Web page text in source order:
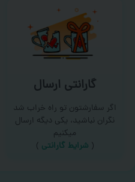
گارانتی ارسال
اگر سفارشتون تو راه خراب شد
نگران نباشید، یکی دیگه ارسال
میکنیم
( شرایط گارانتی )